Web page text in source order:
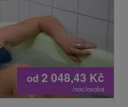
od 2 048,43 Kč
/noc/osoba